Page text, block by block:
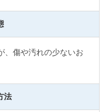
、傷や汚れの少ないお
法